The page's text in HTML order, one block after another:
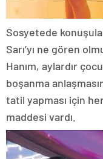
Sosyetede
Sarı’yı ne gören
Hanım, aylardır
boşanma
tatil yapması için
maddesi vardı.